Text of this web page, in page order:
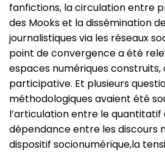
fanfictions, la circulation entre
des Mooks et la dissémination
journalistiques via les réseaux
point de convergence a été
espaces numériques construits,
participative. Et plusieurs
méthodologiques avaient été
l’articulation entre le quantitatif
dépendance entre les discours
dispositif socionumérique,la